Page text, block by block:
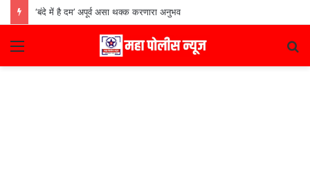
‘बंदे में है दम’ अपूर्व असा थक्क करणारा अनुभव
Menu